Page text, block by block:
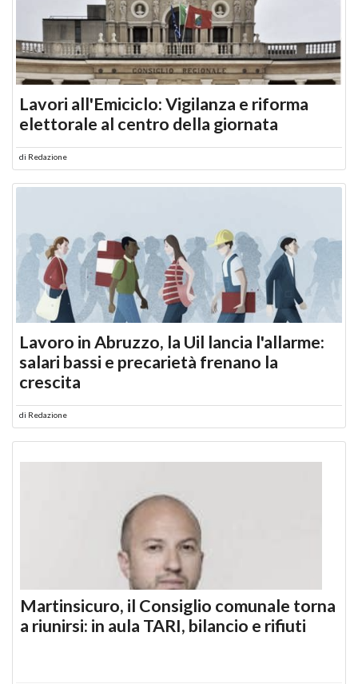
Lavori all'Emiciclo: Vigilanza e riforma
elettorale al centro della giornata
di Redazione
Lavoro in Abruzzo, la Uil lancia l'allarme:
salari bassi e precarietà frenano la
crescita
di Redazione
Martinsicuro, il Consiglio comunale torna
a riunirsi: in aula TARI, bilancio e rifiuti